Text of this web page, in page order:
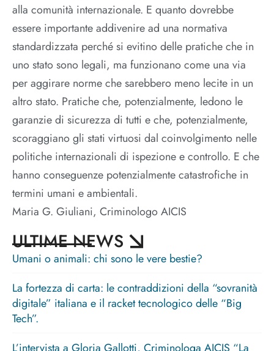
alla comunità internazionale. E quanto dovrebbe
essere importante addivenire ad una normativa
standardizzata perché si evitino delle pratiche che in
uno stato sono legali, ma funzionano come una via
per aggirare norme che sarebbero meno lecite in un
altro stato. Pratiche che, potenzialmente, ledono le
garanzie di sicurezza di tutti e che, potenzialmente,
scoraggiano gli stati virtuosi dal coinvolgimento nelle
politiche internazionali di ispezione e controllo. E che
hanno conseguenze potenzialmente catastrofiche in
termini umani e ambientali.
Maria G. Giuliani, Criminologo AICIS
ULTIME NEWS
Umani o animali: chi sono le vere bestie?
La fortezza di carta: le contraddizioni della “sovranità
digitale” italiana e il racket tecnologico delle “Big
Tech”.